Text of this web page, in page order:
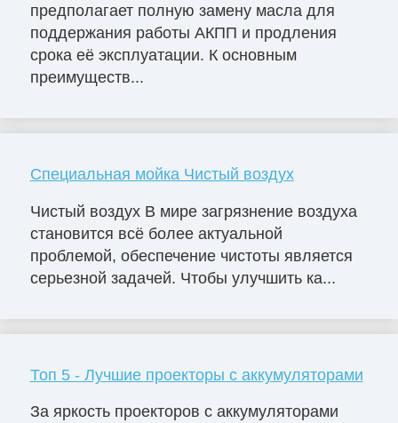
предполагает полную замену масла для
поддержания работы АКПП и продления
срока её эксплуатации. К основным
преимуществ...
Специальная мойка Чистый воздух
Чистый воздух В мире загрязнение воздуха
становится всё более актуальной
проблемой, обеспечение чистоты является
серьезной задачей. Чтобы улучшить ка...
Топ 5 - Лучшие проекторы с аккумуляторами
За яркость проекторов с аккумуляторами